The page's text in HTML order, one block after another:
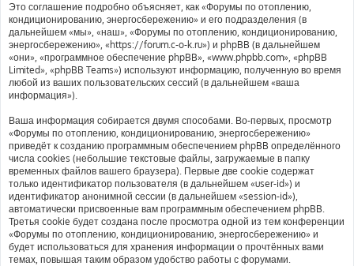
Это соглашение подробно объясняет, как «Форумы по отоплению,
кондиционированию, энергосбережению» и его подразделения (в
дальнейшем «мы», «наш», «Форумы по отоплению, кондиционированию,
энергосбережению», «https://forum.c-o-k.ru») и phpBB (в дальнейшем
«они», «программное обеспечение phpBB», «www.phpbb.com», «phpBB
Limited», «phpBB Teams») используют информацию, полученную во время
любой из ваших пользовательских сессий (в дальнейшем «ваша
информация»).
Ваша информация собирается двумя способами. Во-первых, просмотр
«Форумы по отоплению, кондиционированию, энергосбережению»
приведёт к созданию программным обеспечением phpBB определённого
числа cookies (небольшие текстовые файлы, загружаемые в папку
временных файлов вашего браузера). Первые две cookie содержат
только идентификатор пользователя (в дальнейшем «user-id») и
идентификатор анонимной сессии (в дальнейшем «session-id»),
автоматически присвоенные вам программным обеспечением phpBB.
Третья cookie будет создана после просмотра одной из тем конференции
«Форумы по отоплению, кондиционированию, энергосбережению» и
будет использоваться для хранения информации о прочтённых вами
темах, повышая таким образом удобство работы с форумами.